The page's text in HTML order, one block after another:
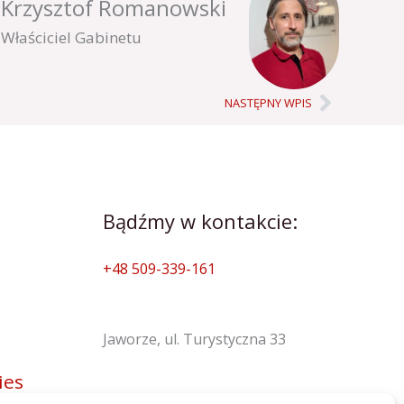
Krzysztof Romanowski
Właściciel Gabinetu
NASTĘPNY WPIS Next
Bądźmy w kontakcie:
+48 509-339-161
Jaworze, ul. Turystyczna 33